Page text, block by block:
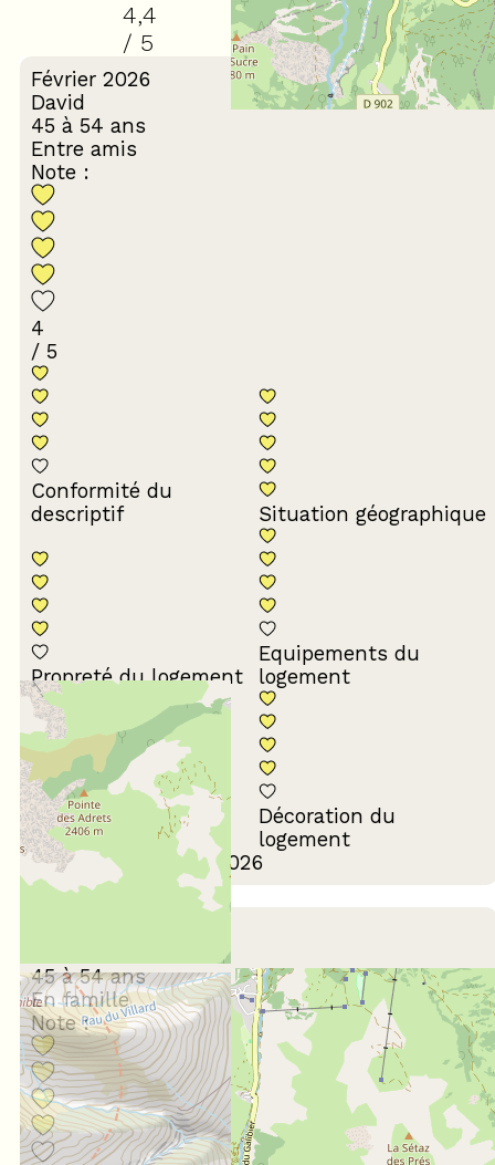
4,4
/ 5
Février 2026
David
45 à 54 ans
Entre amis
Note :
4
/ 5
Conformité du
descriptif
Situation géographique
Propreté du logement
Equipements du
logement
Confort de la literie
Décoration du
logement
Avis écrit le 10/02/2026
45 à 54 ans
En famille
Note :